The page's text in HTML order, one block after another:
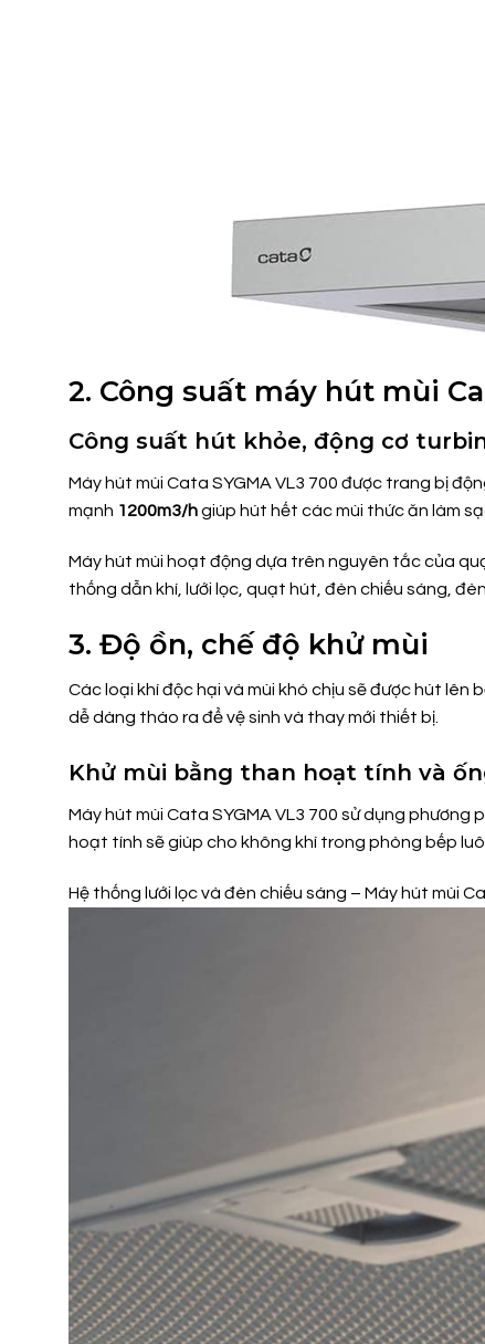
2. Công suất máy hút mùi
Công suất hút khỏe, động cơ
Máy hút mùi Cata SYGMA VL3 700 được trang bị
mạnh 1200m3/hgiúp hút hết các mùi thức ăn làm
Máy hút mùi hoạt động dựa trên nguyên tắc của
thống dẫn khí, lưới lọc, quạt hút, đèn chiếu sáng,
3. Độ ồn, chế độ khử mùi
Các loại khí độc hại và mùi khó chịu sẽ được hút
dễ dàng tháo ra để vệ sinh và thay mới thiết bị.
Khử mùi bằng than hoạt tính và
Máy hút mùi Cata SYGMA VL3 700 sử dụng
hoạt tính sẽ giúp cho không khí trong phòng bếp
Hệ thống lưới lọc và đèn chiếu sáng – Máy hút mùi